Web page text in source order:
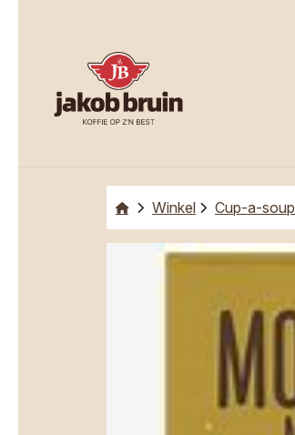
Winkel Cup-a-soup